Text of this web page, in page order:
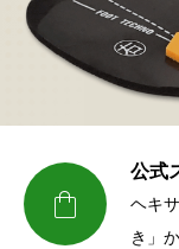

公式
ヘキ
き」